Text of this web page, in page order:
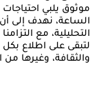
موثوق يلبي
الساعة، نهدف إلى أن
التحليلية، مع
لتبقى على اطلاع بكل
والثقافة، وغيرها